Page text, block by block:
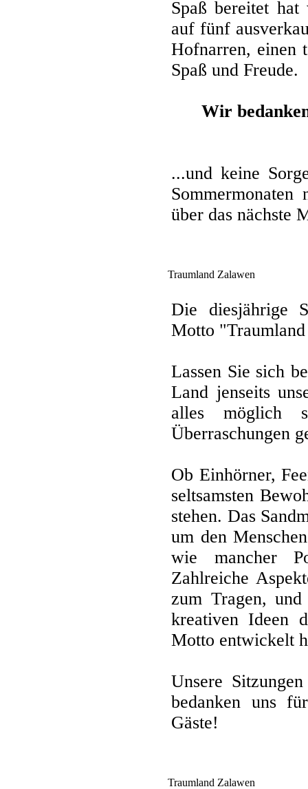
Spaß bereitet
auf fünf
Hofnarren, einen
Spaß und Freude.
Wir
...und keine
Sommermonaten
über das nächste
Traumland Zalawen
Die diesjährige
Motto
Lassen Sie sich
Land jenseits
alles möglich
Überraschungen
Ob Einhörner,
seltsamsten
stehen. Das
um den
wie mancher
Zahlreiche
zum Tragen,
kreativen Ideen
Motto entwickelt
Unsere
bedanken uns
Gäste!
Traumland Zalawen